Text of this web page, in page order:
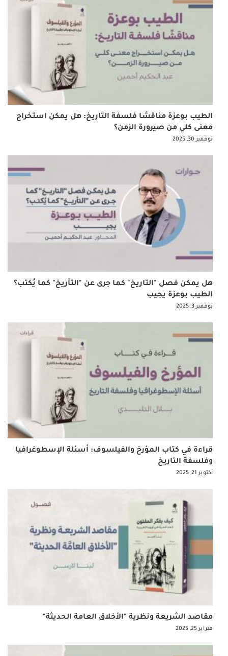
الطيب بوعزة مناقشا فلسفة التاريخ: هل يمكن استخراج
معنى كلي من صيرورة الزمن؟
نوفمبر 30, 2025
هل يمكن فصل "التاريخ" كما جرى عن "التأريخ" كما يُكتب؟
الطيب بوعزة يجيب
نوفمبر 3, 2025
قراءة في كتاب المؤرخ والفيلسوف: أسئلة الإسطوغرافيا
وفلسفة التاريخ
أكتوبر 21, 2025
مقاصد الشريعة ونظرية "الأخلاق العامة الحديثة"
فبراير 25, 2025